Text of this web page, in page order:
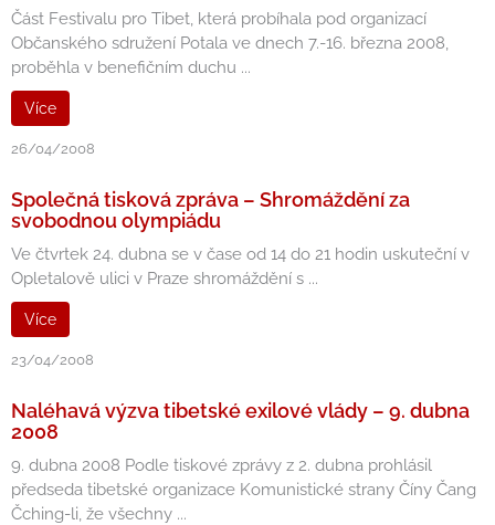
Část Festivalu pro Tibet, která probíhala pod organizací
Občanského sdružení Potala ve dnech 7.-16. března 2008,
proběhla v benefičním duchu ...
Více
26/04/2008
Společná tisková zpráva – Shromáždění za
svobodnou olympiádu
Ve čtvrtek 24. dubna se v čase od 14 do 21 hodin uskuteční v
Opletalově ulici v Praze shromáždění s ...
Více
23/04/2008
Naléhavá výzva tibetské exilové vlády – 9. dubna
2008
9. dubna 2008 Podle tiskové zprávy z 2. dubna prohlásil
předseda tibetské organizace Komunistické strany Číny Čang
Čching-li, že všechny ...